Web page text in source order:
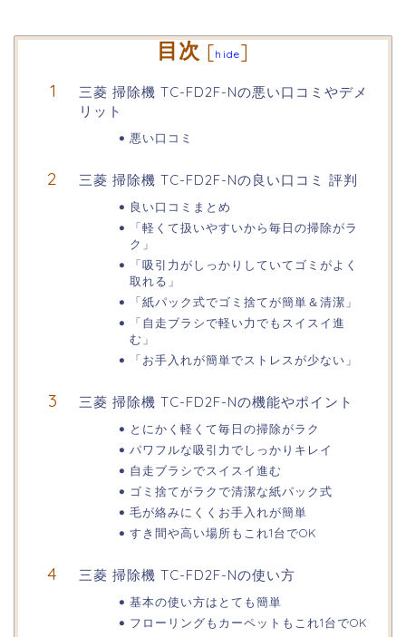
目次 [hide]
三菱 掃除機 TC-FD2F-Nの悪い口コミやデメ
リット
悪い口コミ
三菱 掃除機 TC-FD2F-Nの良い口コミ 評判
良い口コミまとめ
「軽くて扱いやすいから毎日の掃除がラ
ク」
「吸引力がしっかりしていてゴミがよく
取れる」
「紙パック式でゴミ捨てが簡単＆清潔」
「自走ブラシで軽い力でもスイスイ進
む」
「お手入れが簡単でストレスが少ない」
三菱 掃除機 TC-FD2F-Nの機能やポイント
とにかく軽くて毎日の掃除がラク
パワフルな吸引力でしっかりキレイ
自走ブラシでスイスイ進む
ゴミ捨てがラクで清潔な紙パック式
毛が絡みにくくお手入れが簡単
すき間や高い場所もこれ1台でOK
三菱 掃除機 TC-FD2F-Nの使い方
基本の使い方はとても簡単
フローリングもカーペットもこれ1台でOK